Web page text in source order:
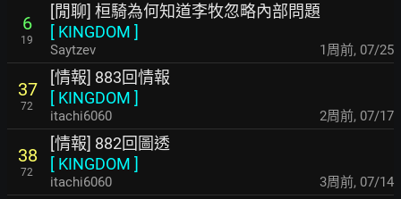
6
19
[閒聊] 桓騎為何知道李牧忽略內部問題
[ KINGDOM ]
Saytzev 1周前, 07/25
37
72
[情報] 883回情報
[ KINGDOM ]
itachi6060 2周前, 07/17
38
72
[情報] 882回圖透
[ KINGDOM ]
itachi6060 3周前, 07/14